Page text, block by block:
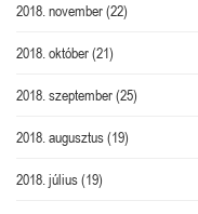
2018. november(22)
2018. október(21)
2018. szeptember(25)
2018. augusztus(19)
2018. július(19)